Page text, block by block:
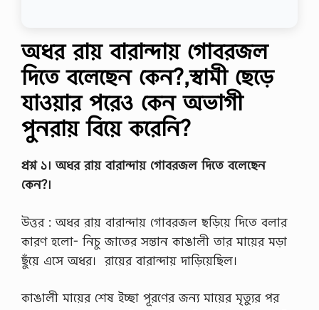
অধর রায় বারান্দায় গােবরজল
দিতে বলেছেন কেন?,স্বামী ছেড়ে
যাওয়ার পরেও কেন অভাগী
পুনরায় বিয়ে করেনি?
প্রশ্ন ১। অধর রায় বারান্দায় গােবরজল দিতে বলেছেন
কেন?।
উত্তর : অধর রায় বারান্দায় গােবরজল ছড়িয়ে দিতে বলার
কারণ হলাে- নিচু জাতের সন্তান কাঙালী তার মায়ের মড়া
ছুঁয়ে এসে অধর। রায়ের বারান্দায় দাড়িয়েছিল।
কাঙালী মায়ের শেষ ইচ্ছা পূরণের জন্য মায়ের মৃত্যুর পর